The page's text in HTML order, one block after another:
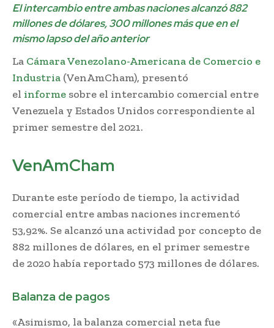
El intercambio entre ambas naciones alcanzó 882
millones de dólares, 300 millones más que en el
mismo lapso del año anterior
La Cámara Venezolano-Americana de Comercio e
Industria (VenAmCham), presentó
el informe sobre el intercambio comercial entre
Venezuela y Estados Unidos correspondiente al
primer semestre del 2021.
VenAmCham
Durante este período de tiempo, la actividad
comercial entre ambas naciones incrementó
53,92%. Se alcanzó una actividad por concepto de
882 millones de dólares, en el primer semestre
de 2020 había reportado 573 millones de dólares.
Balanza de pagos
«Asimismo, la balanza comercial neta fue